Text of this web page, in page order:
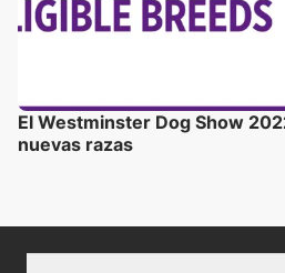
El Westminster Dog Show
nuevas razas